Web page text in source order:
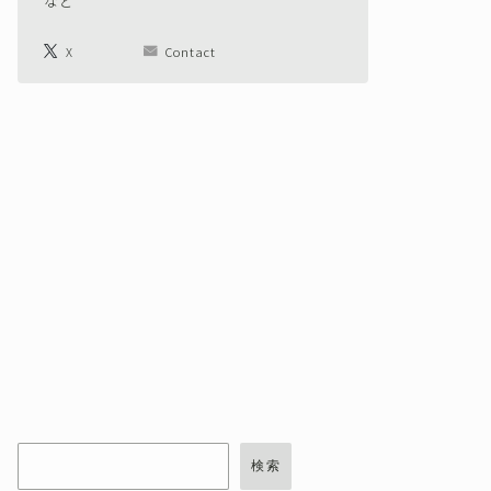
X Contact
検索